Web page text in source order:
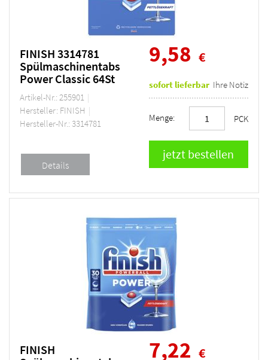
FINISH 3314781
Spülmaschinentabs
Power Classic 64St
Artikel-Nr.: 255901
Hersteller: FINISH
Hersteller-Nr.: 3314781
9,58 €
sofort lieferbar Ihre Notiz
Menge: PCK
FINISH
7,22 €